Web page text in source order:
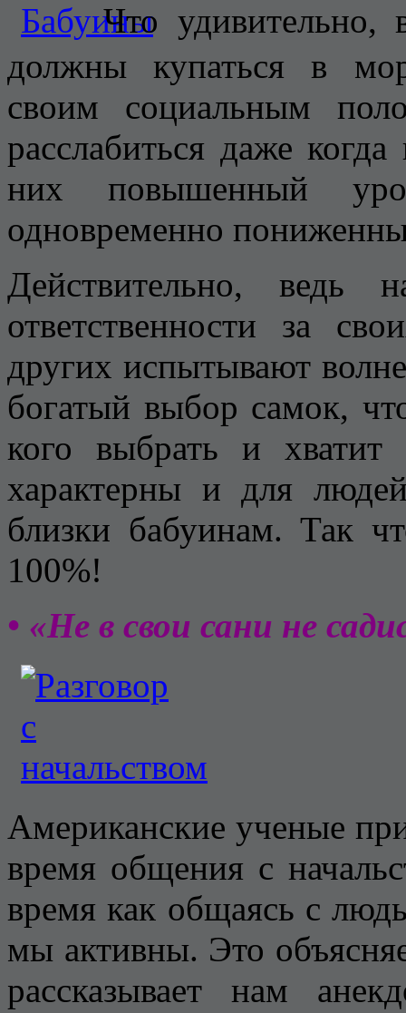
Что удивительно,
должны купаться в
своим социальным
расслабиться даже
них повышенный
одновременно
Действительно,
ответственности за
других испытывают
богатый выбор самок,
кого выбрать и
характерны и для
близки бабуинам. Так
100%!
• «Не в свои сани не
Американские ученые
время общения с
время как общаясь с
мы активны. Это
рассказывает нам